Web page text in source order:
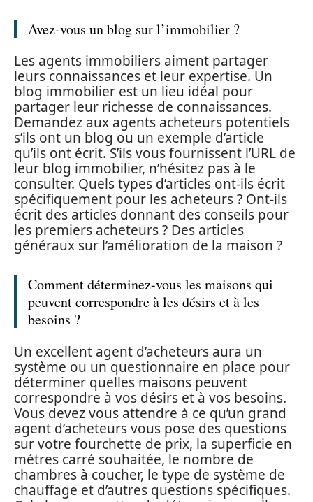
Avez-vous un blog sur l’immobilier ?
Les agents immobiliers aiment partager
leurs connaissances et leur expertise. Un
blog immobilier est un lieu idéal pour
partager leur richesse de connaissances.
Demandez aux agents acheteurs potentiels
s’ils ont un blog ou un exemple d’article
qu’ils ont écrit. S’ils vous fournissent l’URL de
leur blog immobilier, n’hésitez pas à le
consulter. Quels types d’articles ont-ils écrit
spécifiquement pour les acheteurs ? Ont-ils
écrit des articles donnant des conseils pour
les premiers acheteurs ? Des articles
généraux sur l’amélioration de la maison ?
Comment déterminez-vous les maisons qui
peuvent correspondre à les désirs et à les
besoins ?
Un excellent agent d’acheteurs aura un
système ou un questionnaire en place pour
déterminer quelles maisons peuvent
correspondre à vos désirs et à vos besoins.
Vous devez vous attendre à ce qu’un grand
agent d’acheteurs vous pose des questions
sur votre fourchette de prix, la superficie en
métres carré souhaitée, le nombre de
chambres à coucher, le type de système de
chauffage et d’autres questions spécifiques.